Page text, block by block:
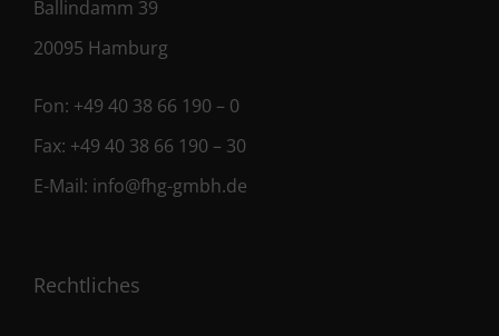
Ballindamm 39
20095 Hamburg
Fon: +49 40 38 66 190 – 0
Fax: +49 40 38 66 190 – 30
E-Mail: info@fhg-gmbh.de
Rechtliches